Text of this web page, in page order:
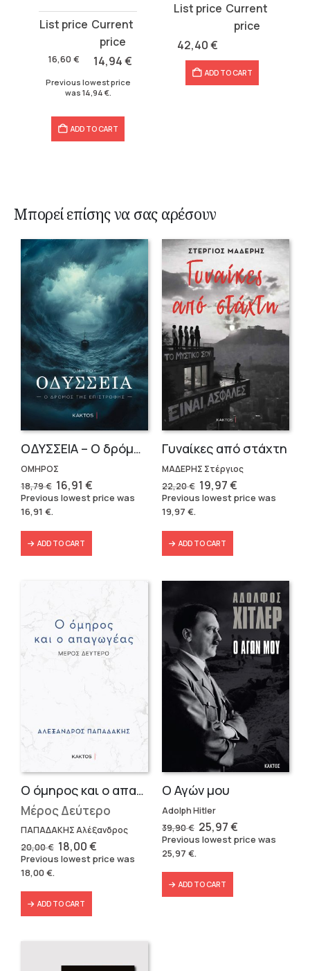
15,50€
price
was:
15,50 €.
13,95
price
is:
13,95 €.
Μπορεί επίσης να σας αρέσουν
OΔΥΣΣΕΙΑ – Ο δρόμος της επιστροφής
ΟΜΗΡΟΣ
18,79€ Original
price
was:
16,91 €Current
price
is:
Previous lowest price was
16,91 €.
ADD TO CART
Γυναίκες από στάχτη
ΜΑΔΕΡΗΣ Στέργιος
22,20€ Original
price
was:
19,97€Current
price
is:
Previous lowest price was
19,97 €.
ADD TO CART
Ο όμηρος και ο απαγωγέας
Μέρος Δεύτερο
ΠΑΠΑΔΑΚΗΣ Αλέξανδρος
20,00€ Original
price
was:
18,00€Current
price
is:
Previous lowest price was
18,00€.
ADD TO CART
Ο Αγών μου
Adolph Hitler
39,90€ Original
price
was:
25,97€Current
price
is:
Previous lowest price was
25,97 €.
ADD TO CART